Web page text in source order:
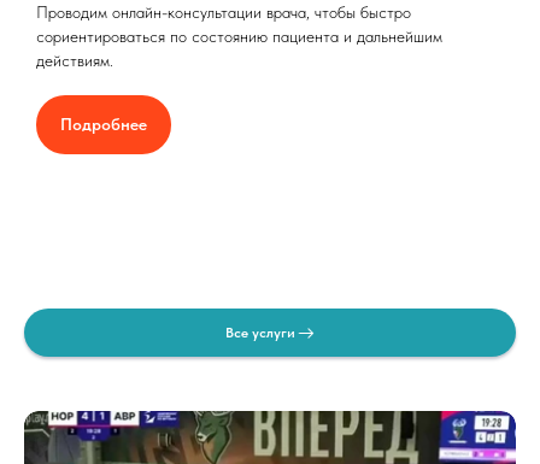
Проводим онлайн-консультации врача, чтобы быстро
сориентироваться по состоянию пациента и дальнейшим
действиям.
Подробнее
Все услуги